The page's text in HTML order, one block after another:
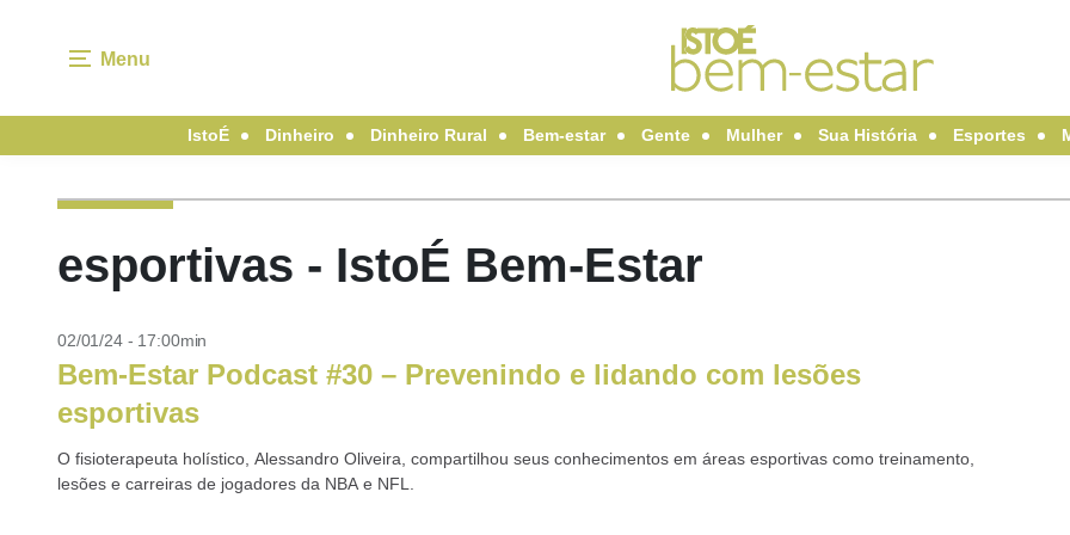
Menu
IstoÉ Dinheiro Dinheiro Rural Bem-estar Gente Mulher Sua História Esportes
esportivas - IstoÉ Bem-Estar
02/01/24 - 17:00min
Bem-Estar Podcast #30 – Prevenindo e lidando com lesões
esportivas
O fisioterapeuta holístico, Alessandro Oliveira, compartilhou seus conhecimentos em áreas esportivas como treinamento,
lesões e carreiras de jogadores da NBA e NFL.